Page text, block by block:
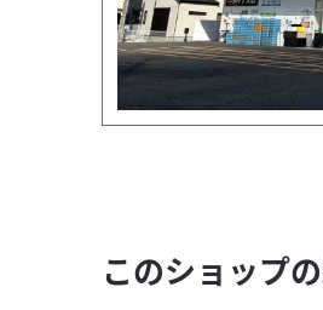
このショップ